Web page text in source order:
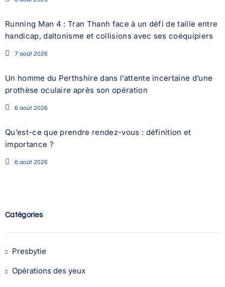
Running Man 4 : Tran Thanh face à un défi de taille entre
handicap, daltonisme et collisions avec ses coéquipiers
7 août 2026
Un homme du Perthshire dans l’attente incertaine d’une
prothèse oculaire après son opération
6 août 2026
Qu’est-ce que prendre rendez-vous : définition et
importance ?
6 août 2026
Catégories
Presbytie
Opérations des yeux